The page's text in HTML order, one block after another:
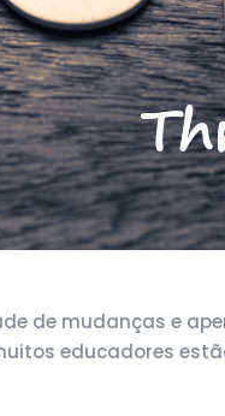
de mudanças e
educadores